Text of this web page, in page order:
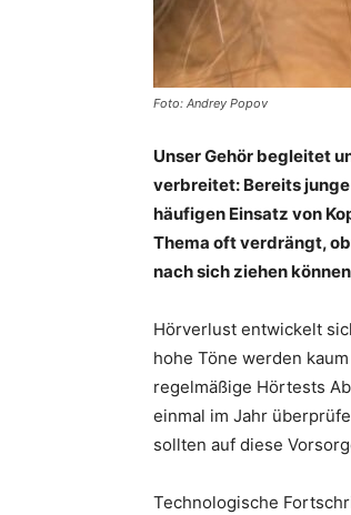
Foto: Andrey Popov
Unser Gehör begleitet
verbreitet: Bereits
häufigen Einsatz von
Thema oft verdrängt,
nach sich ziehen
Hörverlust entwickelt
hohe Töne werden
regelmäßige Hörtests
einmal im Jahr
sollten auf diese
Technologische